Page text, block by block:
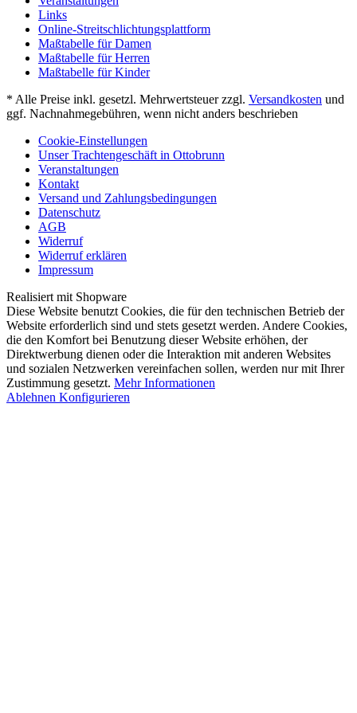
Links
Online-Streitschlichtungsplattform
Maßtabelle für Damen
Maßtabelle für Herren
Maßtabelle für Kinder
* Alle Preise inkl. gesetzl. Mehrwertsteuer zzgl. Versandkosten und
ggf. Nachnahmegebühren, wenn nicht anders beschrieben
Cookie-Einstellungen
Unser Trachtengeschäft in Ottobrunn
Veranstaltungen
Kontakt
Versand und Zahlungsbedingungen
Datenschutz
AGB
Widerruf
Widerruf erklären
Impressum
Realisiert mit Shopware
Diese Website benutzt Cookies, die für den technischen Betrieb der
Website erforderlich sind und stets gesetzt werden. Andere Cookies,
die den Komfort bei Benutzung dieser Website erhöhen, der
Direktwerbung dienen oder die Interaktion mit anderen Websites
und sozialen Netzwerken vereinfachen sollen, werden nur mit Ihrer
Zustimmung gesetzt. Mehr Informationen
Ablehnen Konfigurieren